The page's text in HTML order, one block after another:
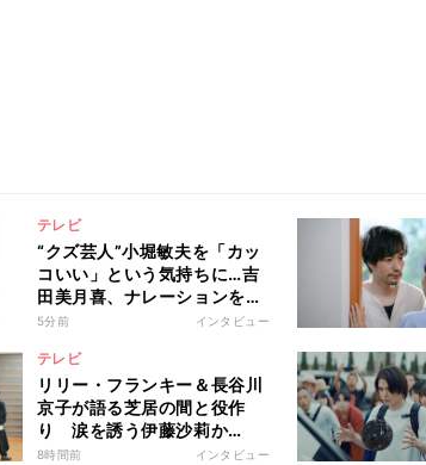
テレビ
“クズ芸人”小堀敏夫を「カッ
コいい」という気持ちに…吉
田美月喜、ナレーションを通
して印象変化「あそこまで自
なかなかいない」
5分前 インタビュー
テレビ
リリー・フランキー＆長谷川
京子が語る芝居の間と役作
り 涙を誘う伊藤沙莉か
ら“究極”志賀勝まで
8時間前 インタビュー